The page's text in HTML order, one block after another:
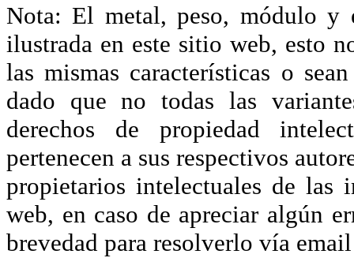
Nota: El metal, peso, módulo y
ilustrada en este sitio web, esto
las mismas características o
dado que no todas las
derechos de propiedad
pertenecen a sus respectivos
propietarios intelectuales de las
web, en caso de apreciar algún
brevedad para resolverlo vía